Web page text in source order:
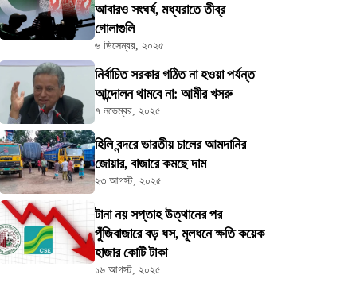
আবারও সংঘর্ষ, মধ্যরাতে তীব্র
গোলাগুলি
৬ ডিসেম্বর, ২০২৫
নির্বাচিত সরকার গঠিত না হওয়া পর্যন্ত
আন্দোলন থামবে না: আমীর খসরু
৭ নভেম্বর, ২০২৫
হিলি বন্দরে ভারতীয় চালের আমদানির
জোয়ার, বাজারে কমছে দাম
২৩ আগস্ট, ২০২৫
টানা নয় সপ্তাহ উত্থানের পর
পুঁজিবাজারে বড় ধস, মূলধনে ক্ষতি কয়েক
হাজার কোটি টাকা
১৬ আগস্ট, ২০২৫